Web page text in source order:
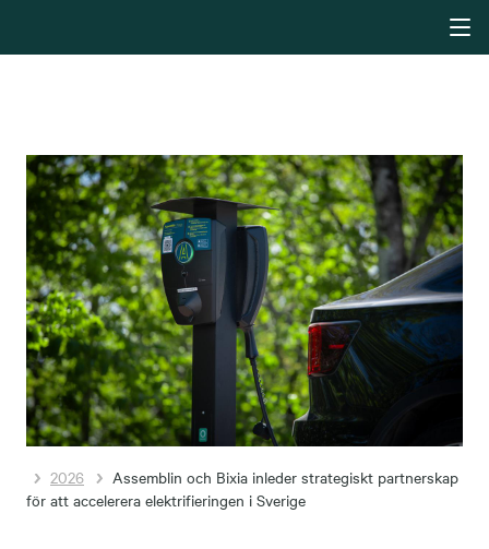
2026
Assemblin och Bixia inleder strategiskt partnerskap
för att accelerera elektrifieringen i Sverige